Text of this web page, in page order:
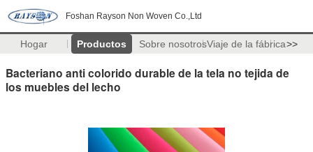
Foshan Rayson Non Woven Co.,Ltd
Hogar Productos Sobre nosotrosViaje de la fábrica>>
Bacteriano anti colorido durable de la tela no tejida de
los muebles del lecho